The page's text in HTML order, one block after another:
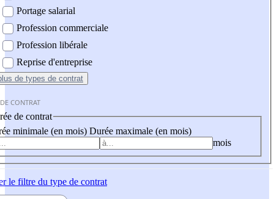
Portage salarial
Profession commerciale
Profession libérale
Reprise d'entreprise
de types de contrat
CONTRAT
de contrat
minimale (en mois) Durée maximale (en mois)
mois
le filtre du type de contrat